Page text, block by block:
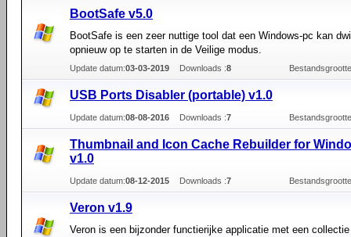
BootSafe v5.0
BootSafe is een zeer nuttige tool dat een Windows-pc kan
opnieuw op te starten in de Veilige modus.
Update datum:03-03-2019 Downloads :8
USB Ports Disabler (portable) v1.0
Update datum:08-08-2016 Downloads :7
Thumbnail and Icon Cache Rebuilder for
v1.0
Update datum:08-12-2015 Downloads :7
Veron v1.9
Veron is een bijzonder functierijke applicatie met een